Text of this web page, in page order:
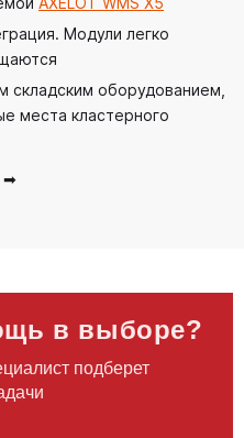
Модули легко
складским оборудованием,
места кластерного
➡
в выборе?
подберет